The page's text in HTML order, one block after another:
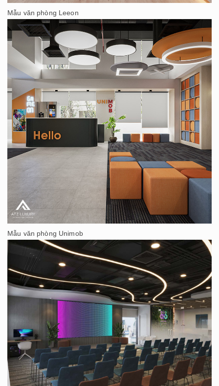
Mẫu văn phòng Leeon
Mẫu văn phòng Unimob